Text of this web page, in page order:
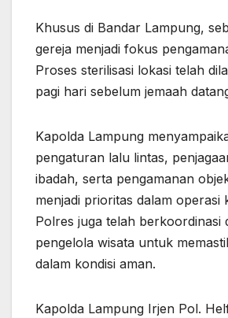
Khusus di Bandar Lampung,
gereja menjadi fokus
Proses sterilisasi lokasi telah
pagi hari sebelum jemaah
Kapolda Lampung
pengaturan lalu lintas,
ibadah, serta pengamanan
menjadi prioritas dalam operasi
Polres juga telah berkoordinasi
pengelola wisata untuk
dalam kondisi aman.
Kapolda Lampung Irjen Pol.